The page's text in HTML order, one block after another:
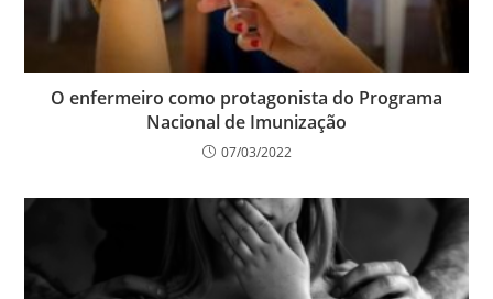
O enfermeiro como protagonista do Programa
Nacional de Imunização
07/03/2022